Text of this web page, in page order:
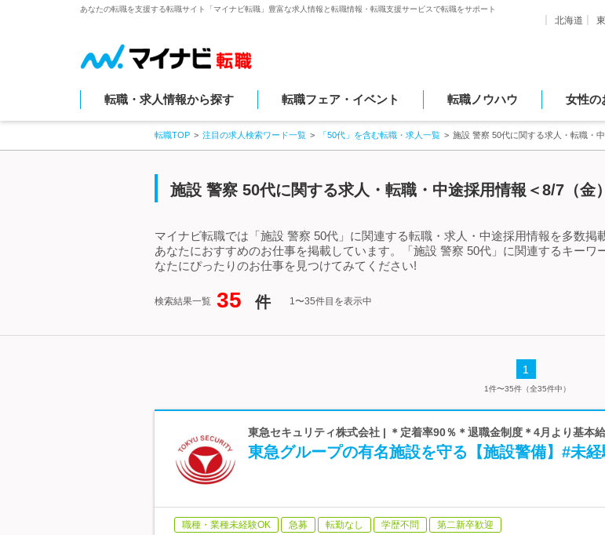
あなたの転職を支援する転職サイト「マイナビ転職」豊富な求人情報と転職情報・転職支援サービスで転職をサポート
北海道
転職・求人情報から探す 転職フェア・イベント 転職ノウハウ 女性の
転職TOP 注目の求人検索ワード一覧 「50代」を含む転職・求人一覧 施設 警察 50代に関する求人・転職・
施設 警察 50代に関する求人・転職・中途採用情報＜8/7（金
マイナビ転職では「施設 警察 50代」に関連する転職・求人・中途採用情報を多数
あなたにおすすめのお仕事を掲載しています。「施設 警察 50代」に関連するキー
なたにぴったりのお仕事を見つけてみてください!
検索結果一覧 35 件 1〜35件目を表示中
1
1件〜35件（全35件中）
東急セキュリティ株式会社 | ＊定着率90％＊退職金制度＊4月より基本
東急グループの有名施設を守る【施設警備】#未
職種・業種未経験OK 急募 転勤なし 学歴不問 第二新卒歓迎